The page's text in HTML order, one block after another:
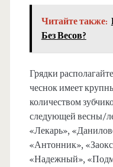
Читайте также:
Без Весов?
Грядки
чеснок имеет
количеством
следующей весны/
«Лекарь»,
«Антонник»,
«Надежный»,